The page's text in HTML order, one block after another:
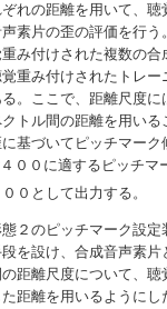
れの距離を用いて、聴
素片の歪の評価を行う
み付けされた複数の合
重み付けされたトレー
。ここで、距離尺度に
トル間の距離を用いる
基づいてピッチマーク
００に適するピッチマ
０として出力する。
２のピッチマーク設定
を設け、合成音声素片
距離尺度について、聴
距離を用いるようにし